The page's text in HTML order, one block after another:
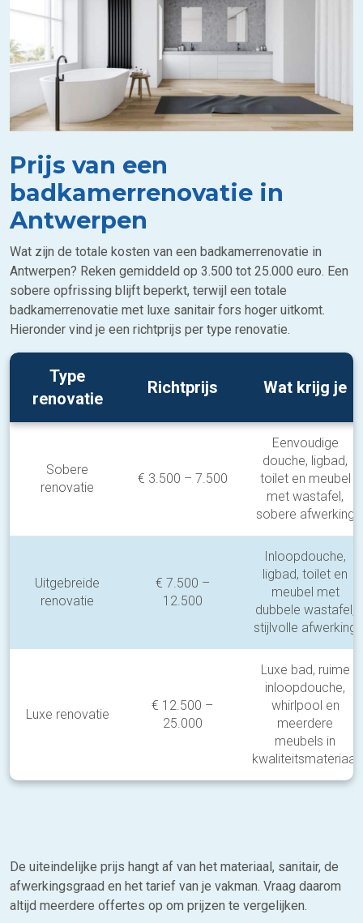
Prijs van een
badkamerrenovatie in
Antwerpen
Wat zijn de totale kosten van een badkamerrenovatie in
Antwerpen? Reken gemiddeld op 3.500 tot 25.000 euro. Een
sobere opfrissing blijft beperkt, terwijl een totale
badkamerrenovatie met luxe sanitair fors hoger uitkomt.
Hieronder vind je een richtprijs per type renovatie.
Type
renovatie
Richtprijs Wat krijg je
Sobere
renovatie
€ 3.500 – 7.500
Eenvoudige
douche, ligbad,
toilet en meubel
met wastafel,
sobere afwerking
Uitgebreide
renovatie
€ 7.500 –
12.500
Inloopdouche,
ligbad, toilet en
meubel met
dubbele wastafel,
stijlvolle afwerking
Luxe renovatie
€ 12.500 –
25.000
Luxe bad, ruime
inloopdouche,
whirlpool en
meerdere
meubels in
kwaliteitsmateriaal
De uiteindelijke prijs hangt af van het materiaal, sanitair, de
afwerkingsgraad en het tarief van je vakman. Vraag daarom
altijd meerdere offertes op om prijzen te vergelijken.